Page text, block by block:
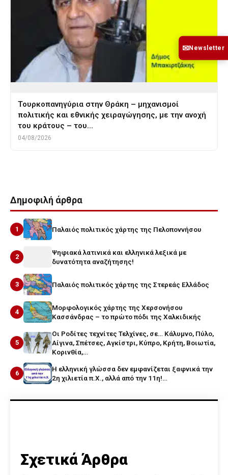
Τουρκοπανηγύρια στην Θράκη – μηχανισμοί
πολιτικής και εθνικής χειραγώγησης, με την ανοχή
του κράτους – του…
04/08/2026
Δημοφιλή άρθρα
1 Παλαιός πολιτικός χάρτης της Πελοποννήσου
2
Ψηφιακά λατινικά και ελληνικά λεξικά με
δυνατότητα αναζήτησης!
3 Παλαιός πολιτικός χάρτης της Στερεάς Ελλάδος
4
Μορφολογικός χάρτης της Χερσονήσου
Κασσάνδρας – το πρώτο πόδι της Χαλκιδικής
5
Οι Ροδίτες τεχνίτες Τελχίνες, σε… Κάλυμνο, Πύλο,
Αίγινα, Σπέτσες, Αγκίστρι, Κύπρο, Κρήτη, Βοιωτία,
Κορινθία,…
6
Η ελληνική γλώσσα δεν εμφανίζεται ξαφνικά την
2η χιλιετία π.Χ., αλλά από την 11η!…
Σχετικά Άρθρα
✉Newsletter